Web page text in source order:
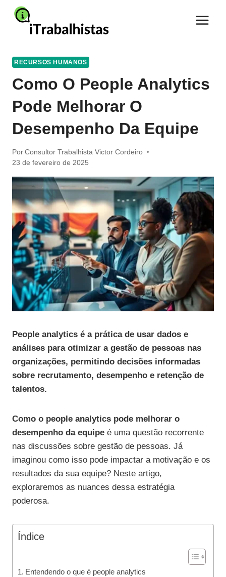
Pular
para
RECURSOS HUMANOS
Como O People Analytics
Pode Melhorar O
Desempenho Da Equipe
Por Consultor Trabalhista Victor Cordeiro
23 de fevereiro de 2025
People analytics é a prática de usar dados e
análises para otimizar a gestão de pessoas nas
organizações, permitindo decisões informadas
sobre recrutamento, desempenho e retenção de
talentos.
Como o people analytics pode melhorar o
desempenho da equipe é uma questão recorrente
nas discussões sobre gestão de pessoas. Já
imaginou como isso pode impactar a motivação e os
resultados da sua equipe? Neste artigo,
exploraremos as nuances dessa estratégia
poderosa.
Índice
Entendendo o que é people analytics